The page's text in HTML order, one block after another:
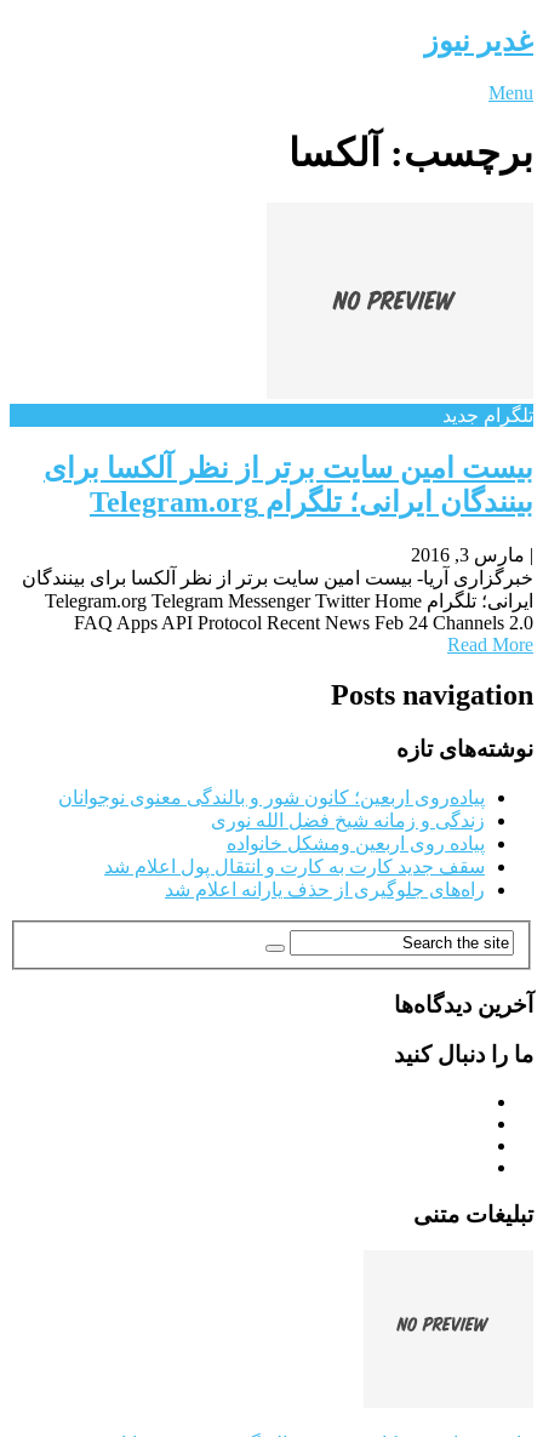
غدیر نیوز
Menu
برچسب: آلکسا
تلگرام جدید
بیست امین سایت برتر از نظر آلکسا برای
بینندگان ایرانی؛ تلگرام Telegram.org
| مارس 3, 2016
خبرگزاری آریا- بیست امین سایت برتر از نظر آلکسا برای بینندگان
ایرانی؛ تلگرام Telegram.org Telegram Messenger Twitter Home
FAQ Apps API Protocol Recent News Feb 24 Channels 2.0
Read More
Posts navigation
نوشته‌های تازه
پیاده‌روی اربعین؛ کانون شور و بالندگی معنوی نوجوانان
زندگی و زمانه شیخ فضل الله نوری
پیاده روی اربعین ومشکل خانواده
سقف جدید کارت به کارت و انتقال پول اعلام شد
راه‌های جلوگیری از حذف یارانه اعلام شد
آخرین دیدگاه‌ها
ما را دنبال کنید
تبلیغات متنی